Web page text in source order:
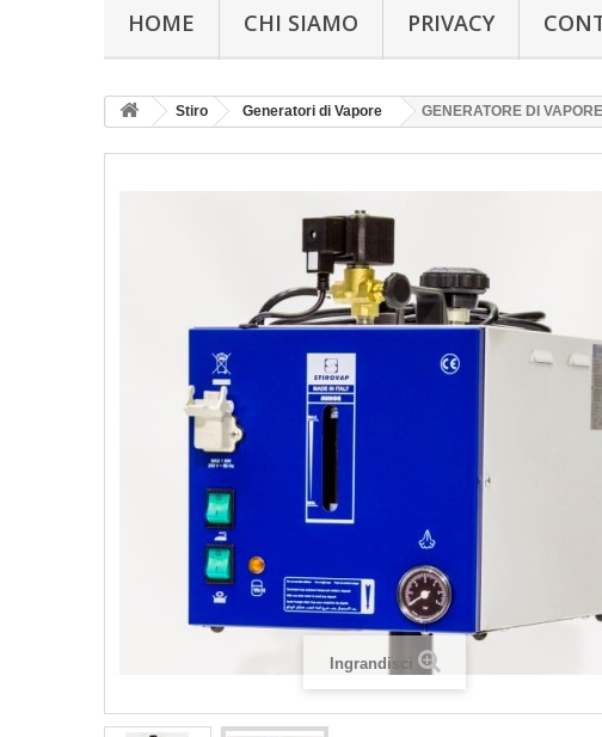
HOME CHI SIAMO PRIVACY
Stiro Generatori di Vapore GENERATORE DI
Ingrandisci